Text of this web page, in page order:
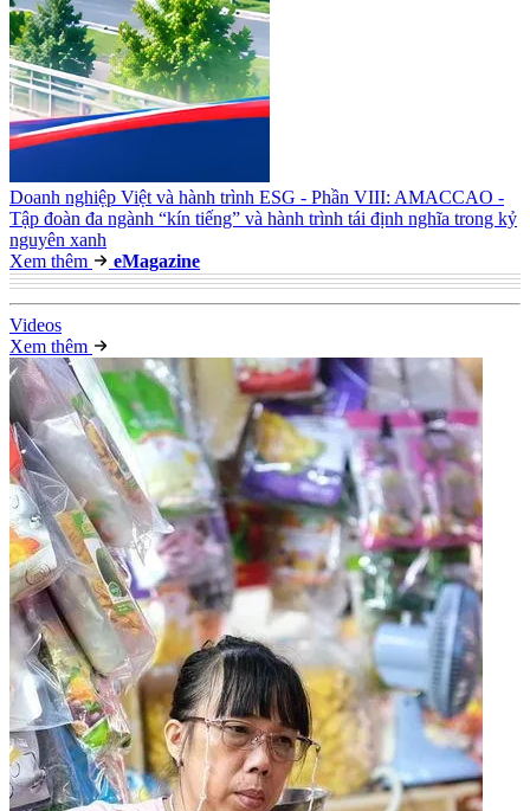
Doanh nghiệp Việt và hành trình ESG - Phần VIII: AMACCAO -
Tập đoàn đa ngành “kín tiếng” và hành trình tái định nghĩa trong kỷ
nguyên xanh
Xem thêm
eMagazine
Videos
Xem thêm